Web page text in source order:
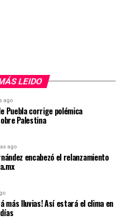
LEIDO
ago
Puebla corrige polémica
Palestina
ago
encabezó el relanzamiento
más lluvias! Así estará el clima en